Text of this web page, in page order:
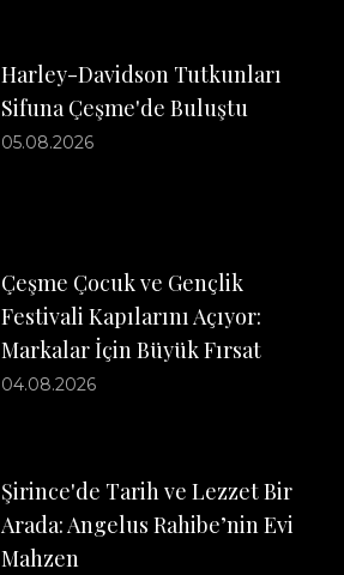
Harley-Davidson Tutkunları
Sifuna Çeşme'de Buluştu
05.08.2026
Çeşme Çocuk ve Gençlik
Festivali Kapılarını Açıyor:
Markalar İçin Büyük Fırsat
04.08.2026
Şirince'de Tarih ve Lezzet Bir
Arada: Angelus Rahibe’nin Evi
Mahzen